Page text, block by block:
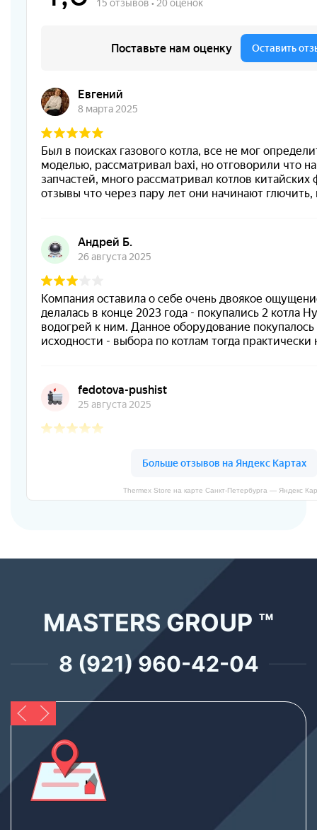
Thermex Store на карте Санкт‑Петербурга — Яндекс
MASTERS GROUP ™
8 (921) 960-42-04